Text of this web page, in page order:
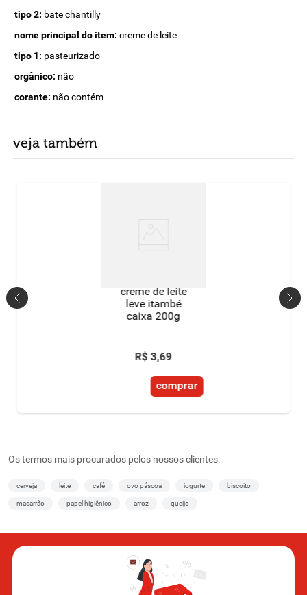
tipo 2: bate chantilly
nome principal do item: creme de leite
tipo 1: pasteurizado
orgânico: não
corante: não contém
veja também
creme de leite
leve itambé
caixa 200g
R$ 3,69
comprar
Os termos mais procurados pelos nossos clientes:
cerveja leite café ovo páscoa iogurte biscoito
macarrão papel higiênico arroz queijo